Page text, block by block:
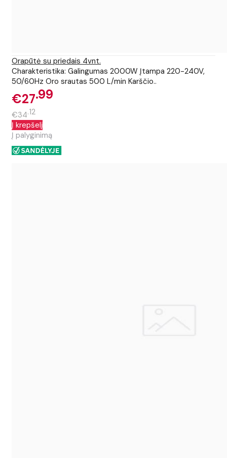
Orapūtė su priedais 4vnt.
Charakteristika: Galingumas 2000W Įtampa 220-240V,
50/60Hz Oro srautas 500 L/min Karščio..
€27 99
€34 12
Į krepšelį
Į palyginimą